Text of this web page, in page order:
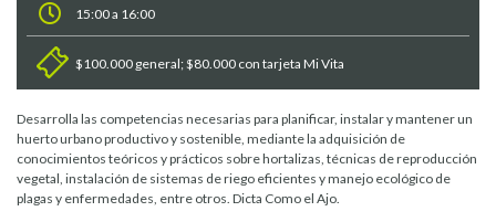
15:00 a 16:00
$100.000 general; $80.000 con tarjeta Mi Vita
Desarrolla las competencias necesarias para planificar, instalar y mantener un
huerto urbano productivo y sostenible, mediante la adquisición de
conocimientos teóricos y prácticos sobre hortalizas, técnicas de reproducción
vegetal, instalación de sistemas de riego eficientes y manejo ecológico de
plagas y enfermedades, entre otros. Dicta Como el Ajo.